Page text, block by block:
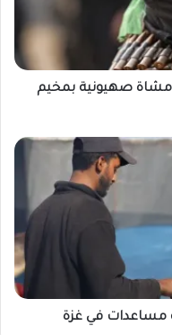
مشاة صهيونية بمخيم
مساعدات في غزة